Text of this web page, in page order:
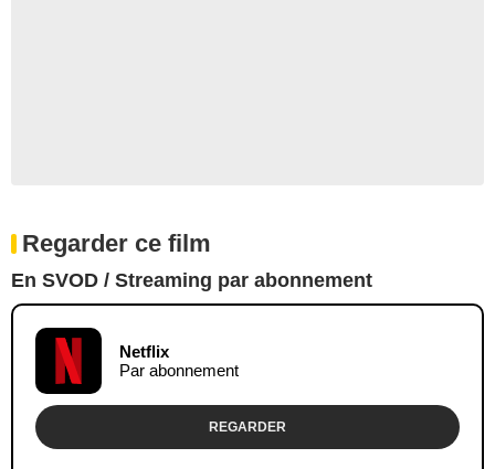
Regarder ce film
En SVOD / Streaming par abonnement
Netflix
Par abonnement
REGARDER